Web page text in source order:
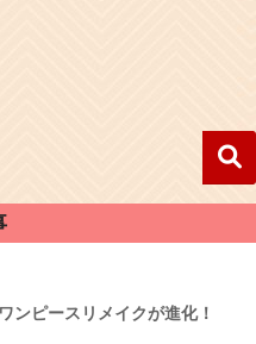
ンピースリメイクが進化！